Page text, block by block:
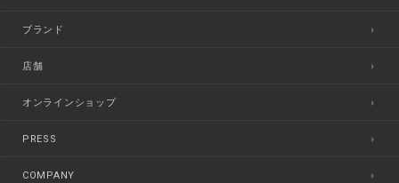
ブランド
店舗
オンラインショップ
PRESS
COMPANY